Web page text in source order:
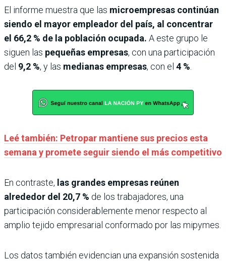
El informe muestra que las microempresas continúan
siendo el mayor empleador del país, al concentrar
el 66,2 % de la población ocupada. A este grupo le
siguen las pequeñas empresas, con una participación
del 9,2 %, y las medianas empresas, con el 4 %
Leé también: Petropar mantiene sus precios esta
semana y promete seguir siendo el más competitivo
En contraste, las grandes empresas reúnen
alrededor del 20,7 % de los trabajadores, una
participación considerablemente menor respecto al
amplio tejido empresarial conformado por las mipymes.
Los datos también evidencian una expansión sostenida